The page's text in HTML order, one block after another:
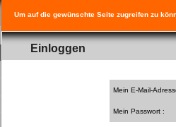
Um auf die gewünschte Seite zugreifen zu
Einloggen
Mein E-Mail-
Mein Passwort :